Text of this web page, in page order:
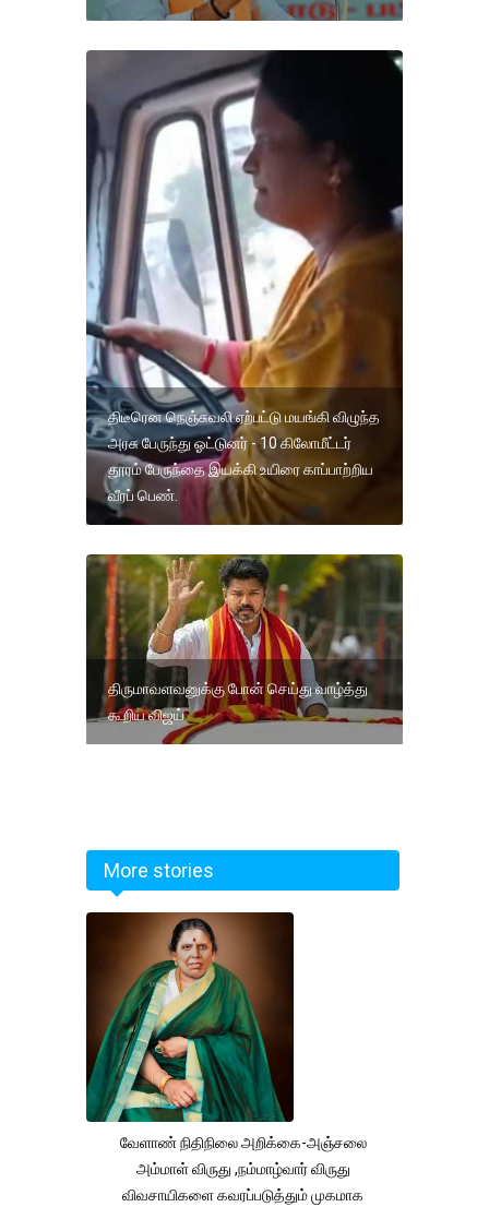
திடீரென நெஞ்சுவலி ஏற்பட்டு மயங்கி விழுந்த
அரசு பேருந்து ஓட்டுனர் - 10 கிலோமீட்டர்
தூரம் பேருந்தை இயக்கி உயிரை காப்பாற்றிய
வீரப் பெண்.
திருமாவளவனுக்கு போன் செய்து வாழ்த்து
கூறிய விஜய்
More stories
வேளாண் நிதிநிலை அறிக்கை-அஞ்சலை
அம்மாள் விருது ,நம்மாழ்வார் விருது
விவசாயிகளை கவரப்படுத்தும் முகமாக